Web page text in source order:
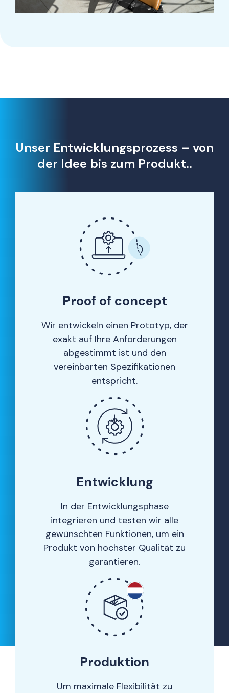
Unser Entwicklungsprozess – von
der Idee bis zum Produkt..
Proof of concept
Wir entwickeln einen Prototyp, der
exakt auf Ihre Anforderungen
abgestimmt ist und den
vereinbarten Spezifikationen
entspricht.
Entwicklung
In der Entwicklungsphase
integrieren und testen wir alle
gewünschten Funktionen, um ein
Produkt von höchster Qualität zu
garantieren.
Produktion
Um maximale Flexibilität zu